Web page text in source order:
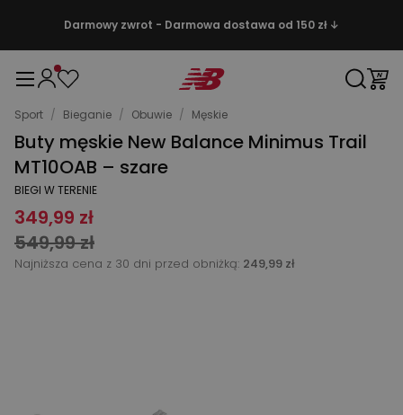
Darmowy zwrot - Darmowa dostawa od 150 zł ↓
Sport / Bieganie / Obuwie / Męskie
Buty męskie New Balance Minimus Trail
MT10OAB – szare
BIEGI W TERENIE
349,99 zł
549,99 zł
Najniższa cena z 30 dni przed obniżką: 249,99 zł